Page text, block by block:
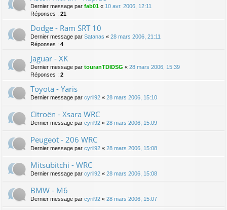
Dernier message par fab01 « 10 avr. 2006, 12:11
Réponses : 21
Dodge - Ram SRT 10
Dernier message par Satanas « 28 mars 2006, 21:11
Réponses : 4
Jaguar - XK
Dernier message par touranTDIDSG « 28 mars 2006, 15:39
Réponses : 2
Toyota - Yaris
Dernier message par cyril92 « 28 mars 2006, 15:10
Citroën - Xsara WRC
Dernier message par cyril92 « 28 mars 2006, 15:09
Peugeot - 206 WRC
Dernier message par cyril92 « 28 mars 2006, 15:08
Mitsubitchi - WRC
Dernier message par cyril92 « 28 mars 2006, 15:08
BMW - M6
Dernier message par cyril92 « 28 mars 2006, 15:07